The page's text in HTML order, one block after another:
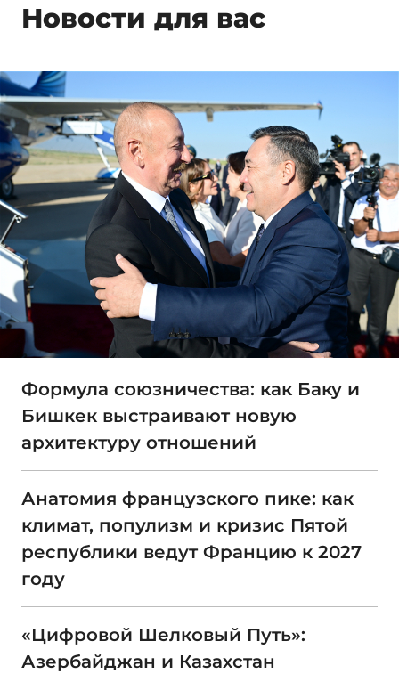
Новости для вас
Формула союзничества: как Баку и
Бишкек выстраивают новую
архитектуру отношений
Анатомия французского пике: как
климат, популизм и кризис Пятой
республики ведут Францию к 2027
году
«Цифровой Шелковый Путь»:
Азербайджан и Казахстан